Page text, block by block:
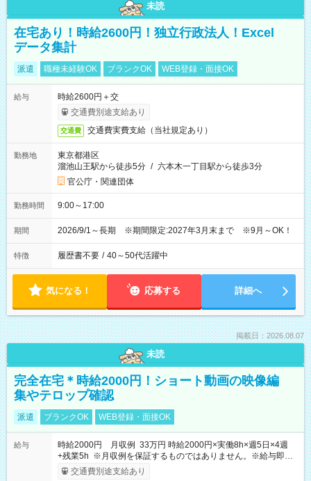
未読
在宅あり！時給2600円！独立行政法人！Excel
データ集計
派遣 職種未経験OK ブランクOK WEB登録・面接OK
給与
時給2600円＋交
交通費別途支給あり
交通費 交通費実費支給（当社規定あり）
勤務地
東京都港区
溜池山王駅から徒歩5分 / 六本木一丁目駅から徒歩3分
官公庁・関連団体
勤務時間 9:00～17:00
期間 2026/9/1～長期 ※期間限定:2027年3月末まで ※9月～OK！
特徴 履歴書不要 / 40～50代活躍中
気になる！ 応募する 詳細へ
掲載日：2026.08.07
未読
完全在宅＊時給2000円！ショート動画の映像編
集やテロップ確認
派遣 ブランクOK WEB登録・面接OK
給与
時給2000円 月収例 33万円 時給2000円×実働8h×週5日×4週
+残業5h ※月収例を保証するものではありません。※給与即受
取りサービス利用可（利用条件有）
交通費別途支給あり